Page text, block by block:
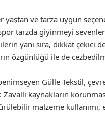
yaştan ve tarza uygun
tarzda giyinmeyi
yanı sıra, dikkat çekici
özgünlüğü ile de
Gülle Tekstil,
Zavallı kaynakların
malzeme kullanımı,